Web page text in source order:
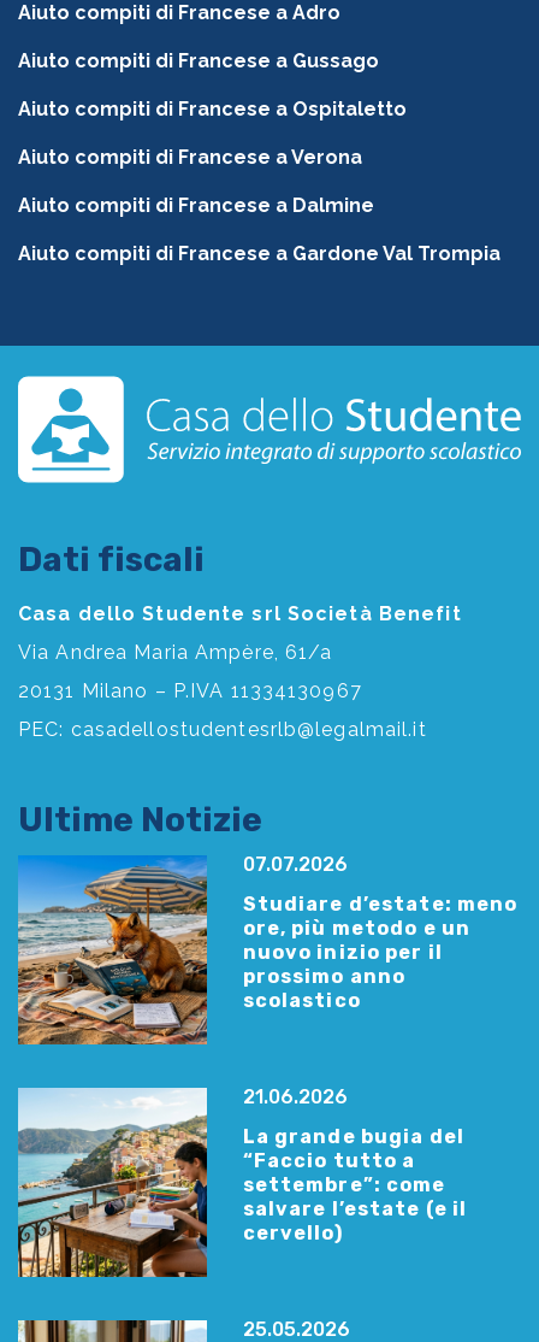
Aiuto compiti di Francese a Adro
Aiuto compiti di Francese a Gussago
Aiuto compiti di Francese a Ospitaletto
Aiuto compiti di Francese a Verona
Aiuto compiti di Francese a Dalmine
Aiuto compiti di Francese a Gardone Val Trompia
Dati fiscali
Casa dello Studente srl Società Benefit
Via Andrea Maria Ampère, 61/a
20131 Milano – P.IVA 11334130967
PEC: casadellostudentesrlb@legalmail.it
Ultime Notizie
07.07.2026
Studiare d’estate: meno
ore, più metodo e un
nuovo inizio per il
prossimo anno
scolastico
21.06.2026
La grande bugia del
“Faccio tutto a
settembre”: come
salvare l’estate (e il
cervello)
25.05.2026